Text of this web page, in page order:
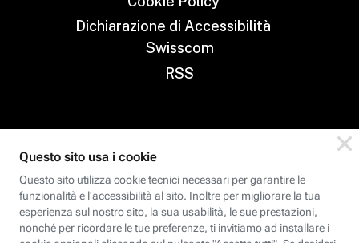
Dichiarazione di Accessibilità
Swisscom
RSS